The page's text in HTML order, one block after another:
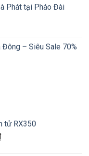
Phát tại Pháo Đài
– Siêu Sale 70%
tử RX350